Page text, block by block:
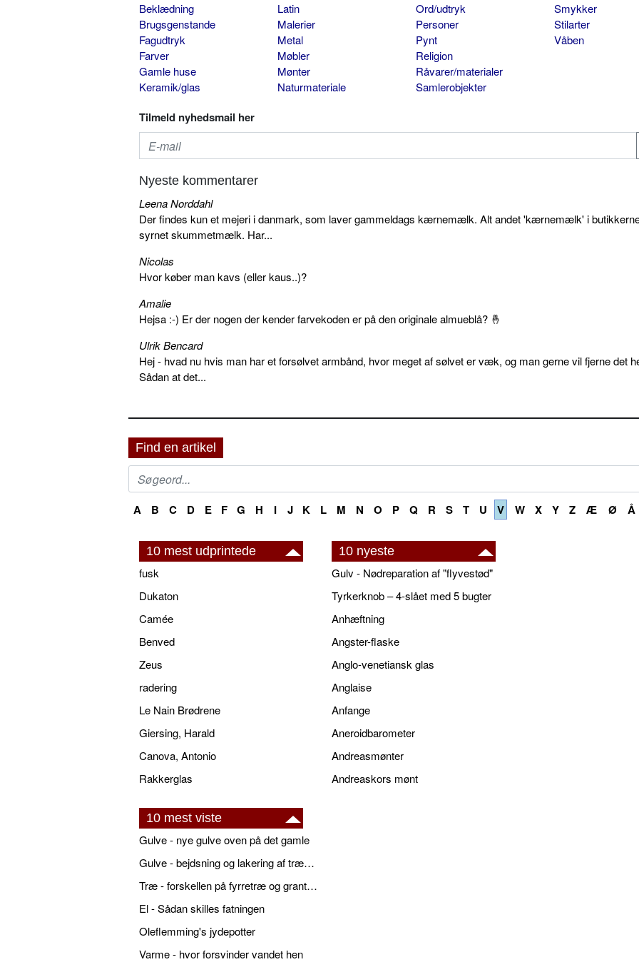
Beklædning
Brugsgenstande
Fagudtryk
Farver
Gamle huse
Keramik/glas
Latin
Malerier
Metal
Møbler
Mønter
Naturmateriale
Ord/udtryk
Personer
Pynt
Religion
Råvarer/materialer
Samlerobjekter
Smykker
Stilarter
Våben
Tilmeld nyhedsmail her
Nyeste kommentarer
Leena Norddahl
Der findes kun et mejeri i danmark, som laver gammeldags kærnemælk. Alt andet 'kærnemælk' i
syrnet skummetmælk. Har...
Nicolas
Hvor køber man kavs (eller kaus..)?
Amalie
Hejsa :-) Er der nogen der kender farvekoden er på den originale almueblå? 🤞
Ulrik Bencard
Hej - hvad nu hvis man har et forsølvet armbånd, hvor meget af sølvet er væk, og man gerne vil fjerne det
Sådan at det...
Find en artikel
A B C D E F G H I J K L M N O P Q R S T U V W X Y Z Æ Ø Å
10 mest udprintede
fusk
Dukaton
Camée
Benved
Zeus
radering
Le Nain Brødrene
Giersing, Harald
Canova, Antonio
Rakkerglas
10 nyeste
Gulv - Nødreparation af "flyvestød"
Tyrkerknob – 4-slået med 5 bugter
Anhæftning
Angster-flaske
Anglo-venetiansk glas
Anglaise
Anfange
Aneroidbarometer
Andreasmønter
Andreaskors mønt
10 mest viste
Gulve - nye gulve oven på det gamle
Gulve - bejdsning og lakering af trægulve
Træ - forskellen på fyrretræ og grantræ
El - Sådan skilles fatningen
Oleflemming's jydepotter
Varme - hvor forsvinder vandet hen